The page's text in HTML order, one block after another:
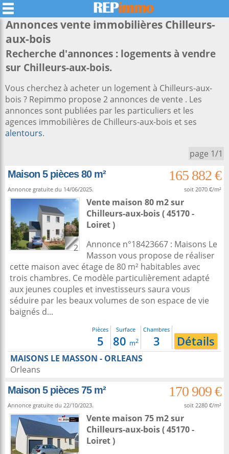
Annonces vente immobilières Chilleurs-
aux-bois
Recherche d'annonces : logements à vendre
sur Chilleurs-aux-bois.
Vous cherchez à acheter un logement à Chilleurs-aux-
bois ? Repimmo propose 2 annonces de vente . Les
annonces sont publiées par les particuliers et les
agences immobilières de Chilleurs-aux-bois et ses
alentours.
page 1/1
Maison 5 pièces 80 m²
165 882 €
Annonce gratuite du 14/06/2025. soit 2070 €/m²
2
Vente maison 80 m2sur
Chilleurs-aux-bois( 45170 -
Loiret )
Annonce n°18423667 : Maisons Le
Masson vous propose de réaliser
cette maison avec étage de 80 m² habitables avec
trois chambres. Ce modèle particulièrement adapté
aux jeunes couples et investisseurs saura vous
séduire par les beaux volumes de son espace de vie
baignés d...
Pièces
5
Surface
80 m2
Chambres
3 Détails
MAISONS LE MASSON - ORLEANS
Orleans
Maison 5 pièces 75 m²
170 909 €
Annonce gratuite du 22/10/2023. soit 2280 €/m²
Vente maison 75 m2sur
Chilleurs-aux-bois( 45170 -
Loiret )